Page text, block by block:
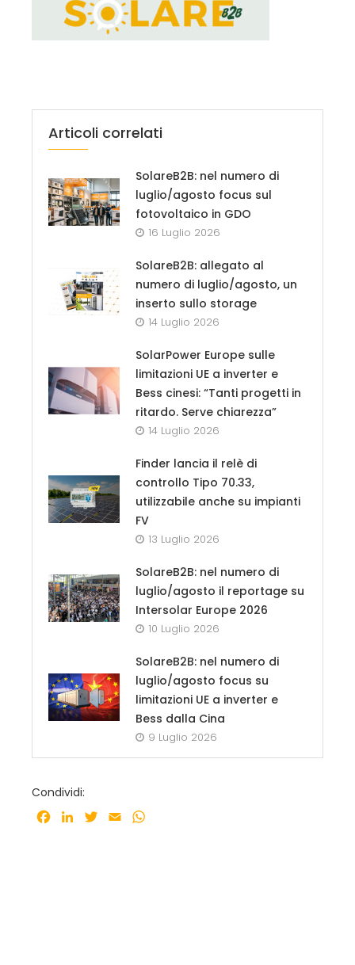
Articoli correlati
SolareB2B: nel numero di
luglio/agosto focus sul
fotovoltaico in GDO
16 Luglio 2026
SolareB2B: allegato al
numero di luglio/agosto, un
inserto sullo storage
14 Luglio 2026
SolarPower Europe sulle
limitazioni UE a inverter e
Bess cinesi: “Tanti progetti in
ritardo. Serve chiarezza”
14 Luglio 2026
Finder lancia il relè di
controllo Tipo 70.33,
utilizzabile anche su impianti
FV
13 Luglio 2026
SolareB2B: nel numero di
luglio/agosto il reportage su
Intersolar Europe 2026
10 Luglio 2026
SolareB2B: nel numero di
luglio/agosto focus su
limitazioni UE a inverter e
Bess dalla Cina
9 Luglio 2026
Condividi:
Facebook
LinkedInTwitter
Email